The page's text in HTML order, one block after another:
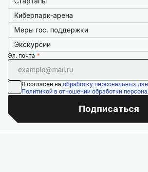
Киберпарк-арена
Меры гос. поддержки
Экскурсии
Эл. почта
Я согласен на обработку персональных
Политикой в отношении обработки
Подписаться